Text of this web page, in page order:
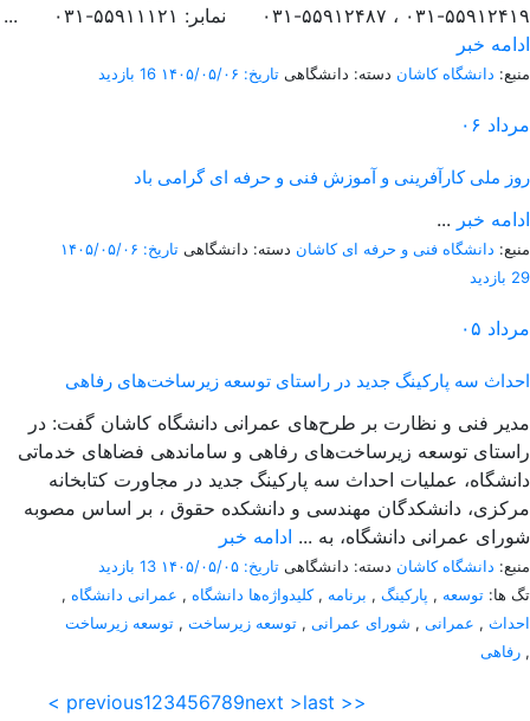
۵۵۹۱۲۴۱۹-۰۳۱ ، ۵۵۹۱۲۴۸۷-۰۳۱ نمابر: ۵۵۹۱۱۱۲۱-۰۳۱ ...
ادامه خبر
منبع: دانشگاه کاشان دسته: دانشگاهی تاریخ: ۱۴۰۵/۰۵/۰۶ 16 بازدید
۰۶ مرداد
روز ملی کارآفرینی و آموزش فنی و حرفه ای گرامی باد
... ادامه خبر
منبع: دانشگاه فنی و حرفه ای کاشان دسته: دانشگاهی تاریخ: ۱۴۰۵/۰۵/۰۶
29 بازدید
۰۵ مرداد
احداث سه پارکینگ جدید در راستای توسعه زیرساخت‌های رفاهی
مدیر فنی و نظارت بر طرح‌های عمرانی دانشگاه کاشان گفت: در
راستای توسعه زیرساخت‌های رفاهی و ساماندهی فضاهای خدماتی
دانشگاه، عملیات احداث سه پارکینگ جدید در مجاورت کتابخانه
مرکزی، دانشکدگان مهندسی و دانشکده حقوق ، بر اساس مصوبه
شورای عمرانی دانشگاه، به ... ادامه خبر
منبع: دانشگاه کاشان دسته: دانشگاهی تاریخ: ۱۴۰۵/۰۵/۰۵
13 بازدید
تگ ها: توسعه , پارکینگ , برنامه ,کلیدواژه‌ها دانشگاه , عمرانی دانشگاه ,
احداث , عمرانی , شورای عمرانی , توسعه زیرساخت , توسعه زیرساخت
رفاهی ,
< previous123456789next >last >>